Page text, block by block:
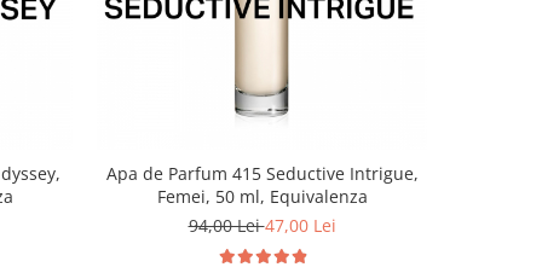
Apa de Parfum 415 Seductive Intrigue,
Femei, 50 ml, Equivalenza
94,00 Lei47,00 Lei